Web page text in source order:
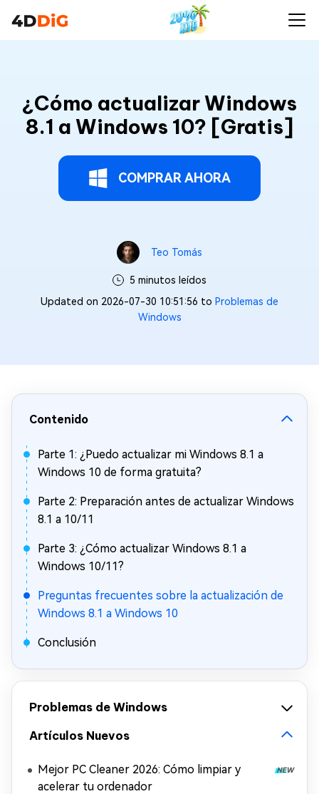
¿Cómo actualizar Windows
8.1 a Windows 10? [Gratis]
COMPRAR AHORA
Teo Tomás
5 minutos leídos
Updated on 2026-07-30 10:51:56 to Problemas de
Windows
Contenido
Parte 1: ¿Puedo actualizar mi Windows 8.1 a
Windows 10 de forma gratuita?
Parte 2: Preparación antes de actualizar Windows
8.1 a 10/11
Parte 3: ¿Cómo actualizar Windows 8.1 a
Windows 10/11?
Preguntas frecuentes sobre la actualización de
Windows 8.1 a Windows 10
Conclusión
Problemas de Windows
Artículos Nuevos
Mejor PC Cleaner 2026: Cómo limpiar y
acelerar tu ordenador